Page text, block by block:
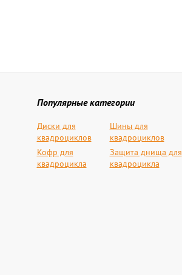
Популярные категории
Диски для
квадроциклов
Шины для
квадроциклов
Кофр для
квадроцикла
Защита днища для
квадроцикла